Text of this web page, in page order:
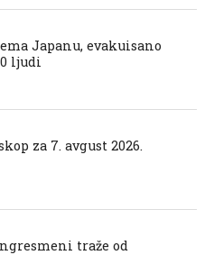
Japanu, evakuisano
ljudi
za 7. avgust 2026.
traže od